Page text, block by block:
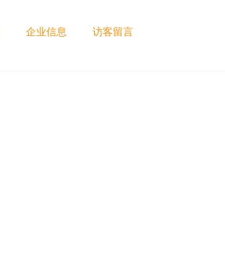
企业信息 访客留言